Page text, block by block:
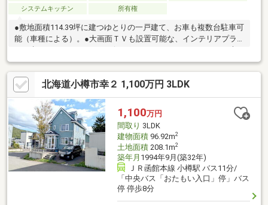
システムキッチン
所有権
●敷地面積114.39坪に建つゆとりの一戸建て、お車も複数台駐車可
能（車種による）。●大画面ＴＶも設置可能な、インテリアプラ
勢でお料理するのに大活躍のアイランドキッチン。お問合せの際
は【物件番号15709】とお伝えいただけるとスムーズにご対応で
きます。駐車３台以上可、土地100坪以上、スーパー 徒歩10分以
内、システムキッチン、前道６ｍ以上、角地、始発駅、整形地、
庭１０坪以上、庭、トイレ２ヶ所、浴室に窓、アイランドキッチ
ン、ＩＨクッキングヒーター、３階建以上、小学校 徒歩10分以内
北海道小樽市幸２ 1,100万円 3LDK
1,100万円
間取り 3LDK
建物面積96.92m2
土地面積208.1m2
築年月 1994年9月(築32年)
ＪＲ函館本線 小樽駅 バス11分/
「中央バス「おたもい入口」停」バス
停 停歩8分